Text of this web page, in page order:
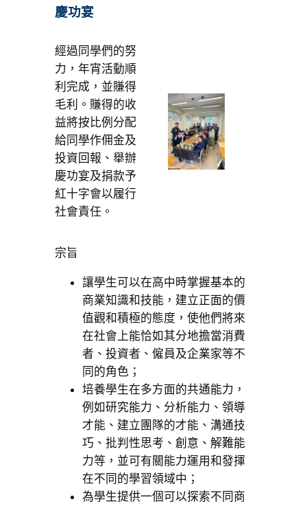
慶功宴
經過同學們的努
力，年宵活動順
利完成，並賺得
毛利。賺得的收
益將按比例分配
給同學作佣金及
投資回報、舉辦
慶功宴及捐款予
紅十字會以履行
社會責任。
宗旨
讓學生可以在高中時掌握基本的
商業知識和技能，建立正面的價
值觀和積極的態度，使他們將來
在社會上能恰如其分地擔當消費
者、投資者、僱員及企業家等不
同的角色；
培養學生在多方面的共通能力，
例如研究能力、分析能力、領導
才能、建立團隊的才能、溝通技
巧、批判性思考、創意、解難能
力等，並可有關能力運用和發揮
在不同的學習領域中；
為學生提供一個可以探索不同商